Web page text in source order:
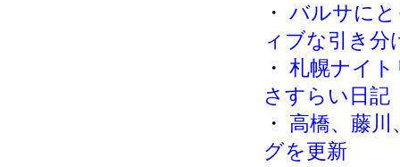
・ バルサに
ィブな引き分
・ 札幌ナイ
さすらい日記
・ 高橋、藤川
グを更新